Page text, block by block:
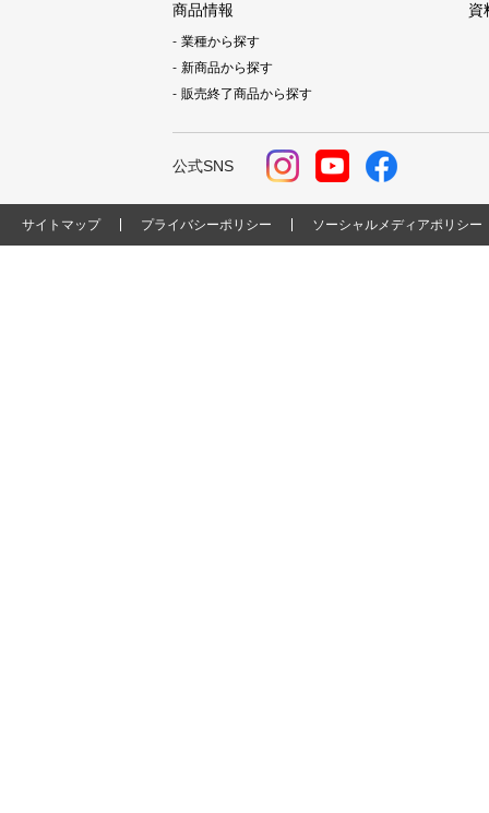
商品情報
業種から探す
新商品から探す
販売終了商品から探す
資
公式SNS
サイトマップ プライバシーポリシー ソーシャルメディアポリシー